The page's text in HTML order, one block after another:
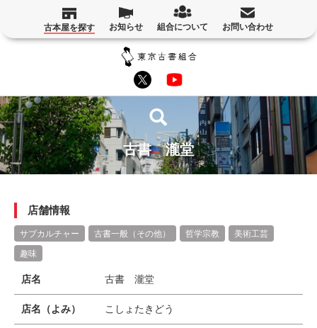
古本屋を探す お知らせ 組合について お問い合わせ
古書 瀧堂
店舗情報
サブカルチャー 古書一般（その他） 哲学宗教
美術工芸
趣味
店名 古書 瀧堂
店名（よみ） こしょたきどう